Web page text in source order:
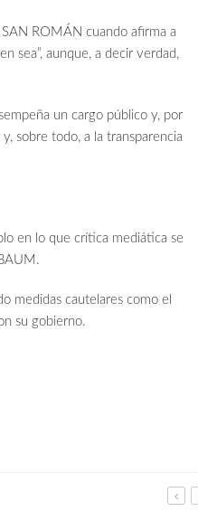
ROMÁN cuando afirma a
sea”, aunque, a decir verdad,
un cargo público y, por
sobre todo, a la transparencia
en lo que crítica mediática se
medidas cautelares como el
su gobierno.